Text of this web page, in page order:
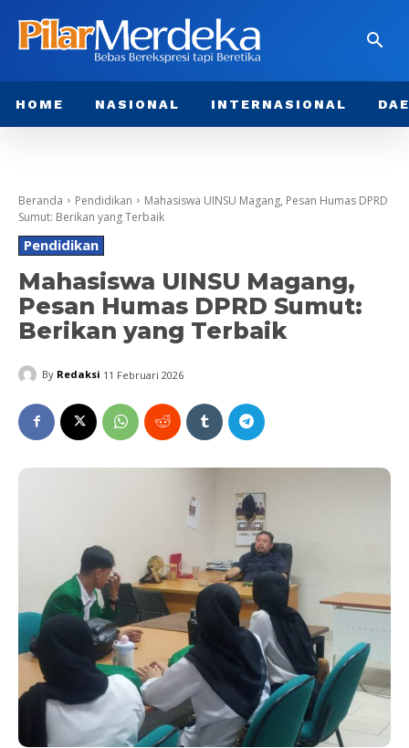
HOME NASIONAL INTERNASIONAL
Beranda Pendidikan
Mahasiswa UINSU Magang, Pesan Humas DPRD
Sumut: Berikan yang Terbaik
Pendidikan
Mahasiswa UINSU Magang,
Pesan Humas DPRD Sumut:
Berikan yang Terbaik
By Redaksi 11 Februari 2026